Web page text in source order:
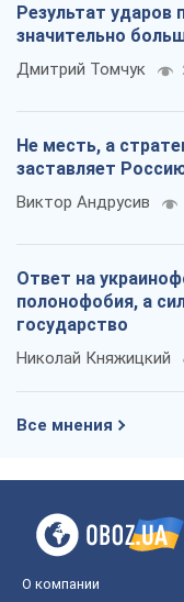
Результат ударов
значительно
Дмитрий Томчук
Не месть, а
заставляет
Виктор Андрусив
Ответ на
полонофобия, а
государство
Николай Княжицкий
Все мнения
О компании